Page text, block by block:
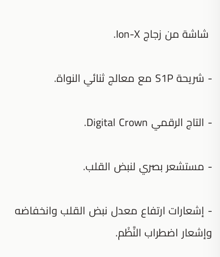
شاشة من زجاج Ion-X.
- شريحة S1P مع معالج ثنائي النواة.
- التاج الرقمي Digital Crown‏.
- مستشعر بصري لنبض القلب.
- إشعارات ارتفاع معدل نبض القلب وانخفاضه
وإشعار اضطراب النَّظْم.